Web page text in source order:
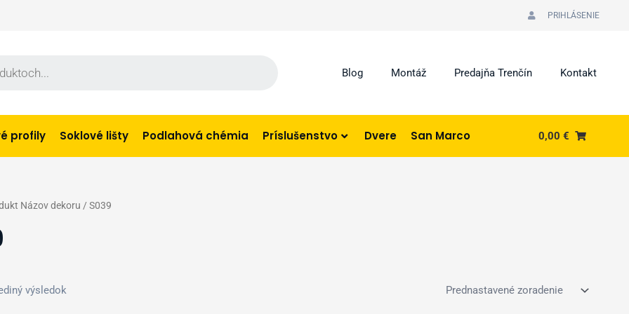
PRIHLÁSENIE
Blog Montáž Predajňa Trenčín Kontakt
profily Soklové lišty Podlahová chémia Príslušenstvo Dvere San Marco 0,00€
Názov dekoru / S039
výsledok